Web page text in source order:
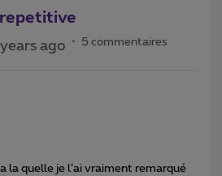
ago 5 commentaires
la quelle je l’ai vraiment remarqué